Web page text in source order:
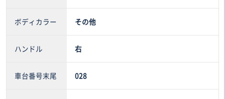
ボディカラー その他
ハンドル 右
車台番号末尾 028